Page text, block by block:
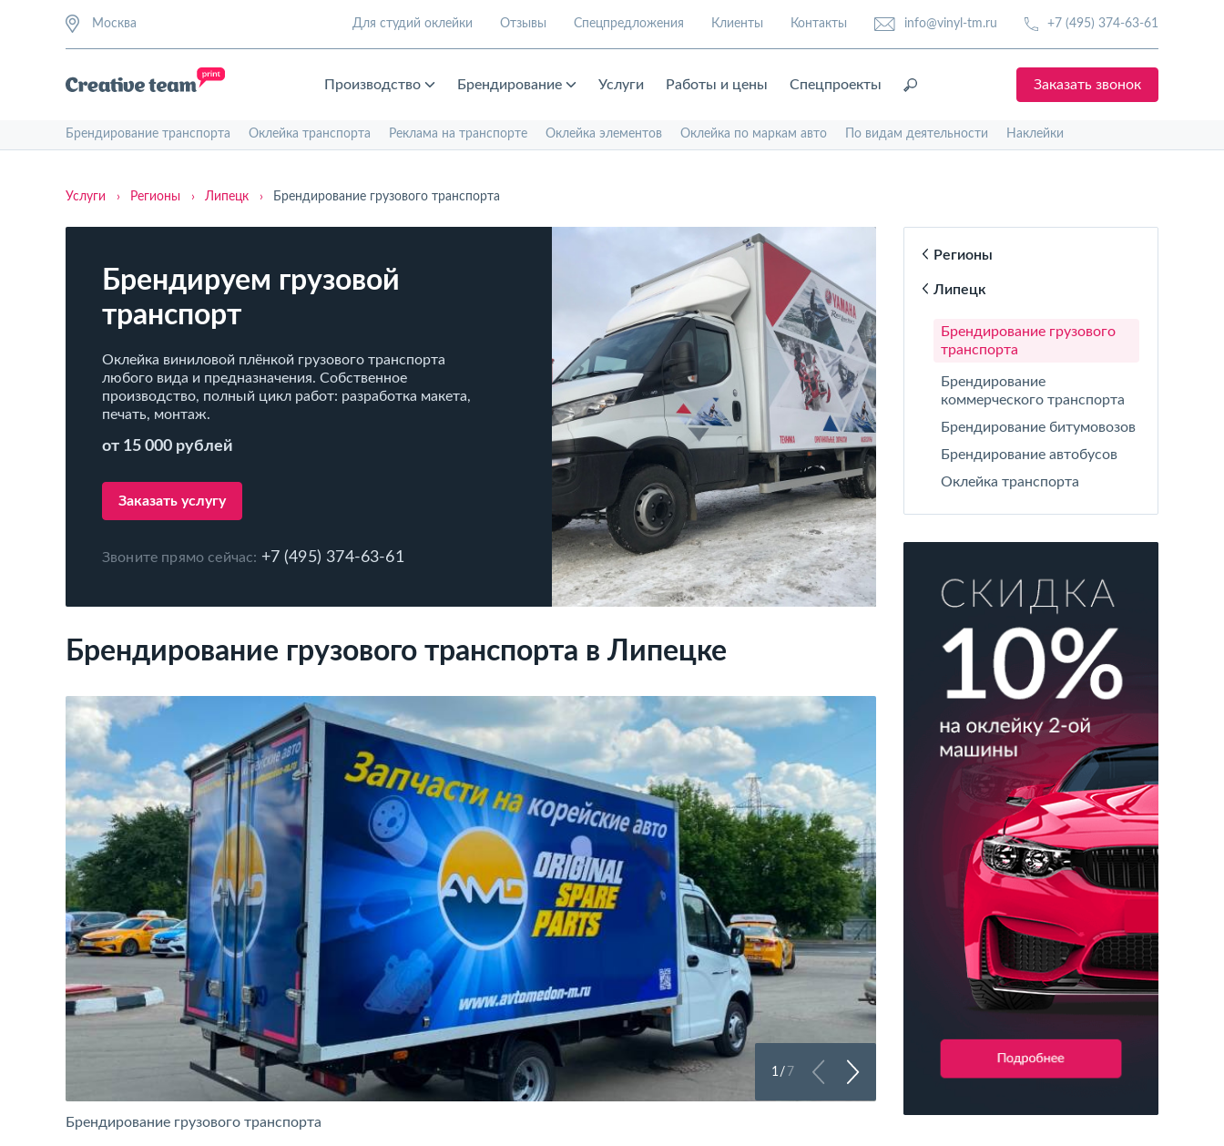
Москва Для студий оклейки Отзывы Спецпредложения Клиенты Контакты info@vinyl-tm.ru +7 (495) 374-63-61
Производство Брендирование Услуги Работы и цены Спецпроекты Заказать звонок
Брендирование транспорта Оклейка транспорта Реклама на транспорте Оклейка элементов Оклейка по маркам авто По видам деятельности Наклейки
Услуги › Регионы › Липецк › Брендирование грузового транспорта
Брендируем грузовой
транспорт
Оклейка виниловой плёнкой грузового транспорта
любого вида и предназначения. Собственное
производство, полный цикл работ: разработка макета,
печать, монтаж.
от 15 000 рублей
Заказать услугу
Звоните прямо сейчас: +7 (495) 374-63-61
Брендирование грузового транспорта в Липецке
Брендирование грузового транспорта
1/ 7
Регионы
Липецк
Брендирование грузового
транспорта
Брендирование
коммерческого транспорта
Брендирование битумовозов
Брендирование автобусов
Оклейка транспорта